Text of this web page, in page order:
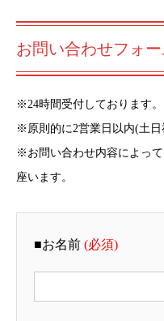
お問い合わせフォー
※24時間受付しております。
※原則的に2営業日以内(土日
※お問い合わせ内容によっ
座います。
■お名前 (必須)